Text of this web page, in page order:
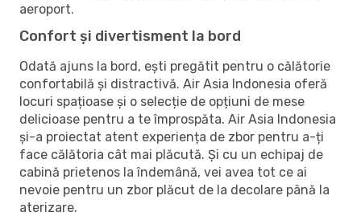
aeroport.
Confort și divertisment la bord
Odată ajuns la bord, ești pregătit pentru o călătorie
confortabilă și distractivă. Air Asia Indonesia oferă
locuri spațioase și o selecție de opțiuni de mese
delicioase pentru a te împrospăta. Air Asia Indonesia
și-a proiectat atent experiența de zbor pentru a-ți
face călătoria cât mai plăcută. Și cu un echipaj de
cabină prietenos la îndemână, vei avea tot ce ai
nevoie pentru un zbor plăcut de la decolare până la
aterizare.